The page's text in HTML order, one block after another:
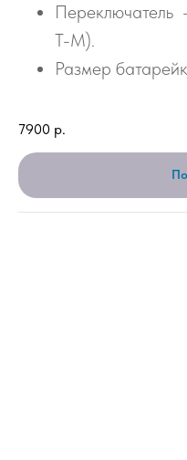
Т-М).
Размер
7900 р.